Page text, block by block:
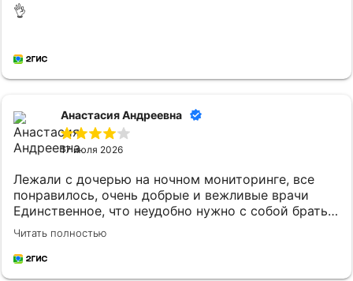
👌
Анастасия Андреевна
17 июля 2026
Лежали с дочерью на ночном мониторинге, все
понравилось, очень добрые и вежливые врачи
Единственное, что неудобно нужно с собой брать
постельное белье и маленькому ребенку
кипяченую воду
Читать полностью